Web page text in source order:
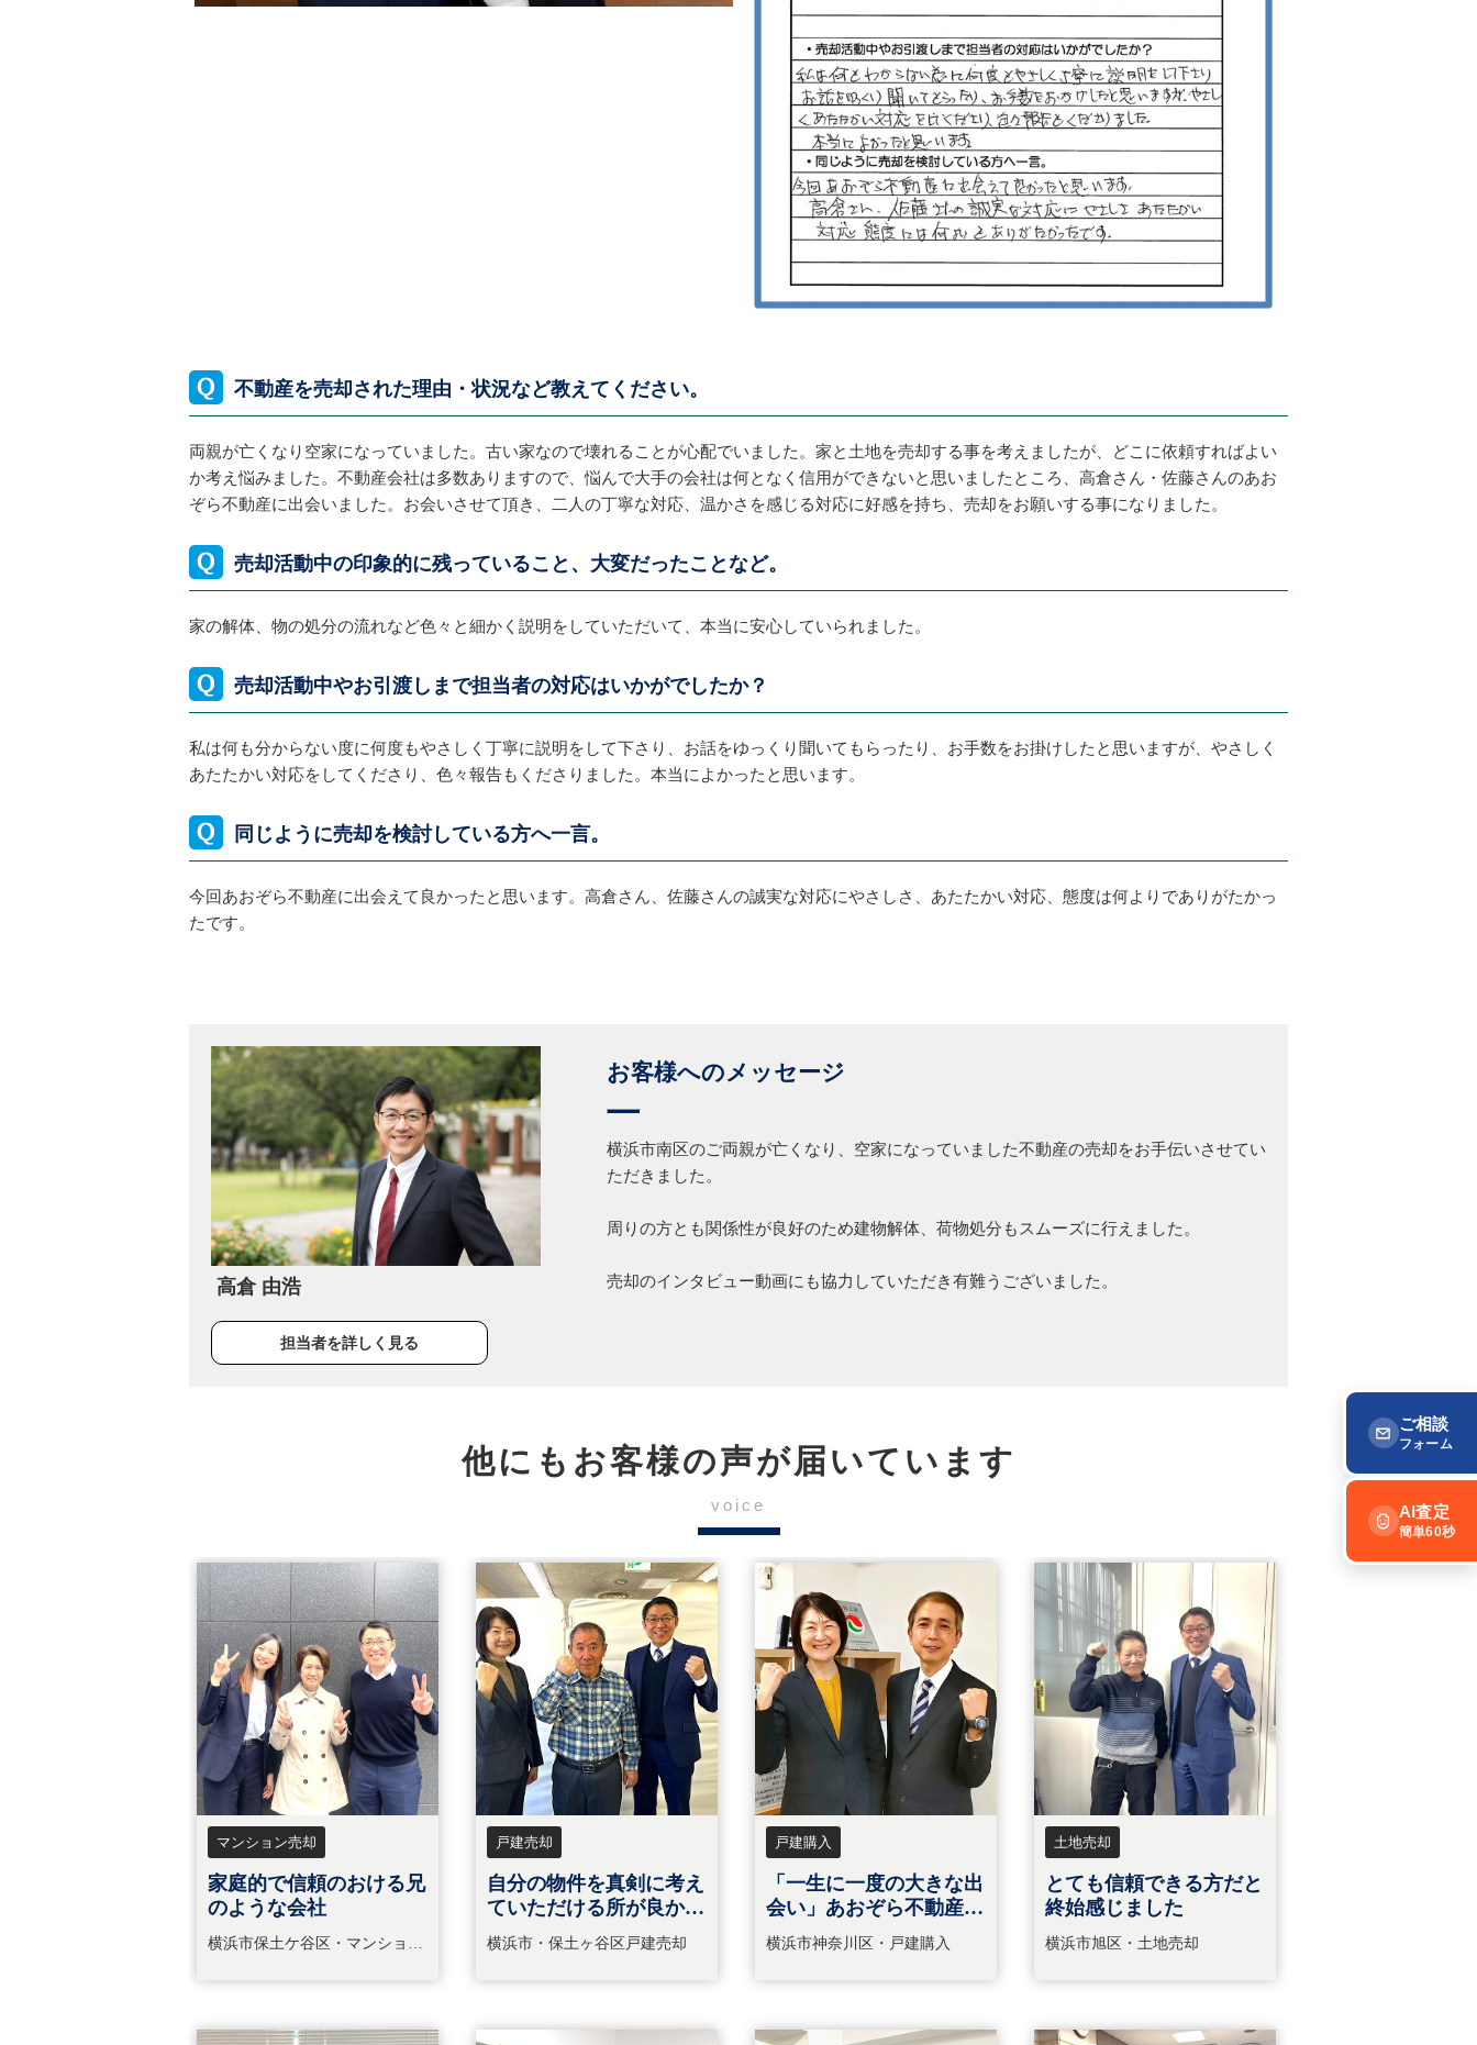
不動産を売却された理由・状況など教えてください。
両親が亡くなり空家になっていました。古い家なので壊れることが心配でいました。家と土地を売却する事を考えましたが、どこに依頼すればよい
か考え悩みました。不動産会社は多数ありますので、悩んで大手の会社は何となく信用ができないと思いましたところ、高倉さん・佐藤さんのあお
ぞら不動産に出会いました。お会いさせて頂き、二人の丁寧な対応、温かさを感じる対応に好感を持ち、売却をお願いする事になりました。
売却活動中の印象的に残っていること、大変だったことなど。
家の解体、物の処分の流れなど色々と細かく説明をしていただいて、本当に安心していられました。
売却活動中やお引渡しまで担当者の対応はいかがでしたか？
私は何も分からない度に何度もやさしく丁寧に説明をして下さり、お話をゆっくり聞いてもらったり、お手数をお掛けしたと思いますが、やさしく
あたたかい対応をしてくださり、色々報告もくださりました。本当によかったと思います。
同じように売却を検討している方へ一言。
今回あおぞら不動産に出会えて良かったと思います。高倉さん、佐藤さんの誠実な対応にやさしさ、あたたかい対応、態度は何よりでありがたかっ
たです。
高倉 由浩
担当者を詳しく見る
お客様へのメッセージ
横浜市南区のご両親が亡くなり、空家になっていました不動産の売却をお手伝いさせてい
ただきました。
周りの方とも関係性が良好のため建物解体、荷物処分もスムーズに行えました。
売却のインタビュー動画にも協力していただき有難うございました。
他にもお客様の声が届いています
voice
ご相談
フォーム
AI査定
簡単60秒